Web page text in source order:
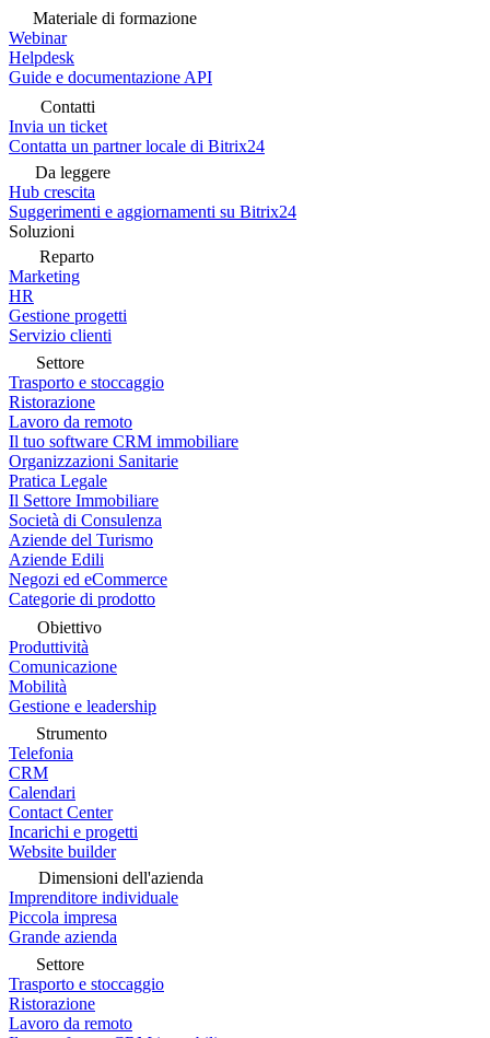
Materiale di formazione
Webinar
Helpdesk
Guide e documentazione API
Contatti
Invia un ticket
Contatta un partner locale di Bitrix24
Da leggere
Hub crescita
Suggerimenti e aggiornamenti su Bitrix24
Soluzioni
Reparto
Marketing
HR
Gestione progetti
Servizio clienti
Settore
Trasporto e stoccaggio
Ristorazione
Lavoro da remoto
Il tuo software CRM immobiliare
Organizzazioni Sanitarie
Pratica Legale
Il Settore Immobiliare
Società di Consulenza
Aziende del Turismo
Aziende Edili
Negozi ed eCommerce
Categorie di prodotto
Obiettivo
Produttività
Comunicazione
Mobilità
Gestione e leadership
Strumento
Telefonia
CRM
Calendari
Contact Center
Incarichi e progetti
Website builder
Dimensioni dell'azienda
Imprenditore individuale
Piccola impresa
Grande azienda
Settore
Trasporto e stoccaggio
Ristorazione
Lavoro da remoto